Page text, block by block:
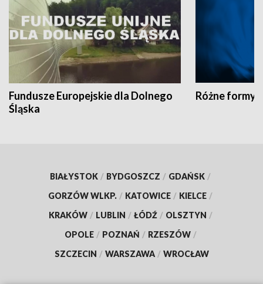
Fundusze Europejskie dla Dolnego
Śląska
Różne formy
BIAŁYSTOK / BYDGOSZCZ / GDAŃSK /
GORZÓW WLKP. / KATOWICE / KIELCE /
KRAKÓW / LUBLIN / ŁÓDŹ / OLSZTYN /
OPOLE / POZNAŃ / RZESZÓW /
SZCZECIN / WARSZAWA / WROCŁAW